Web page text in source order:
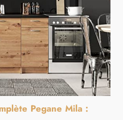
Pegane Mila :